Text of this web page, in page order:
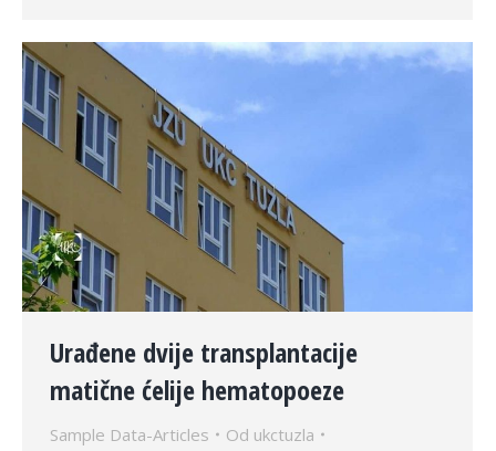
Urađene dvije transplantacije
matične ćelije hematopoeze
Sample Data-Articles Od ukctuzla